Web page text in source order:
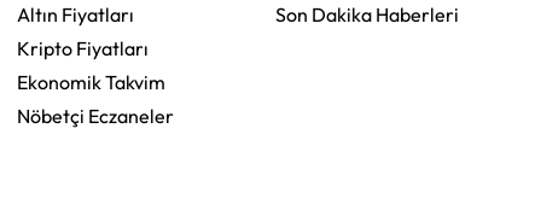
Altın Fiyatları
Kripto Fiyatları
Ekonomik Takvim
Nöbetçi Eczaneler
Son Dakika Haberleri